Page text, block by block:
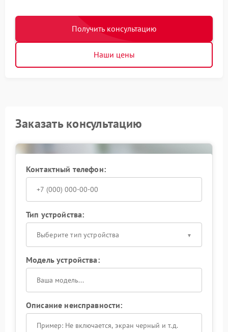
Получить консультацию
Наши цены
Заказать консультацию
Контактный телефон:
Тип устройства:
Выберите тип устройства
Модель устройства:
Описание неисправности: